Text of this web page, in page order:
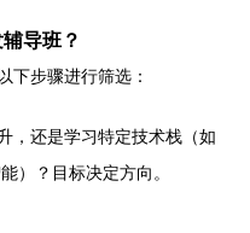
导班？
下步骤进行筛选：
，还是学习特定技术栈（如
）？目标决定方向。